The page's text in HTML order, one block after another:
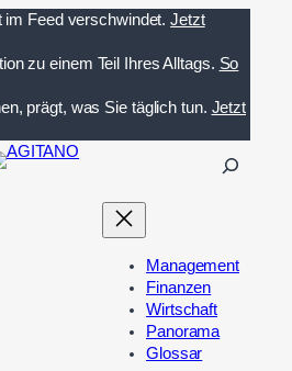
im Feed verschwindet. Jetzt
zu einem Teil Ihres Alltags. So
prägt, was Sie täglich tun. Jetzt
n
Management
Finanzen
Wirtschaft
Panorama
Glossar